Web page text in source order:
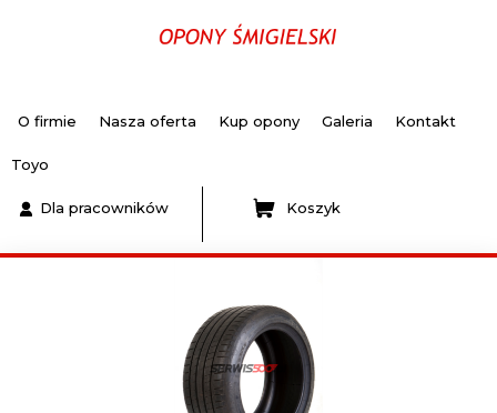
O firmie Nasza oferta Kup opony Galeria Kontakt
Toyo
Dla pracowników Koszyk